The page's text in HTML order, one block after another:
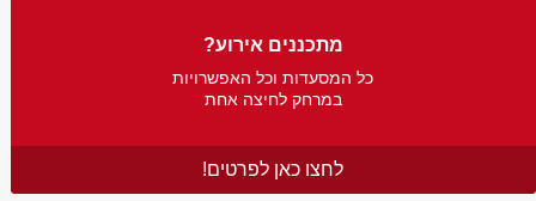
מתכננים אירוע?
כל המסעדות וכל האפשרויות
במרחק לחיצה אחת
לחצו כאן לפרטים!